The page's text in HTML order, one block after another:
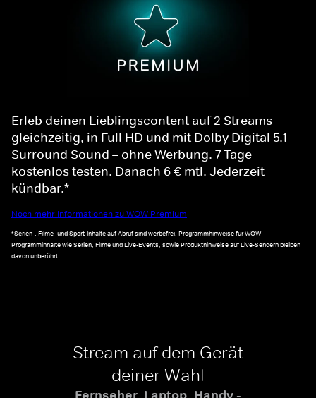
Erleb deinen Lieblingscontent auf 2 Streams
gleichzeitig, in Full HD und mit Dolby Digital 5.1
Surround Sound – ohne Werbung. 7 Tage
kostenlos testen. Danach 6 € mtl. Jederzeit
kündbar.*
Noch mehr Informationen zu WOW Premium
*Serien-, Filme- und Sport-Inhalte auf Abruf sind werbefrei. Programmhinweise für WOW
Programminhalte wie Serien, Filme und Live-Events, sowie Produkthinweise auf Live-Sendern bleiben
davon unberührt.
Stream auf dem Gerät
deiner Wahl
Fernseher, Laptop, Handy -